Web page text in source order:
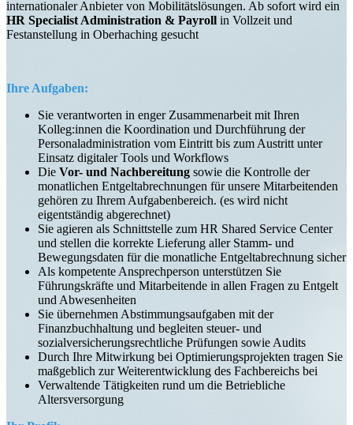
internationaler Anbieter von Mobilitätslösungen. Ab sofort wird ein
HR Specialist Administration & Payroll in Vollzeit und
Festanstellung in Oberhaching gesucht
Ihre Aufgaben:
Sie verantworten in enger Zusammenarbeit mit Ihren
Kolleg:innen die Koordination und Durchführung der
Personaladministration vom Eintritt bis zum Austritt unter
Einsatz digitaler Tools und Workflows
Die Vor- und Nachbereitung sowie die Kontrolle der
monatlichen Entgeltabrechnungen für unsere Mitarbeitenden
gehören zu Ihrem Aufgabenbereich. (es wird nicht
eigentständig abgerechnet)
Sie agieren als Schnittstelle zum HR Shared Service Center
und stellen die korrekte Lieferung aller Stamm- und
Bewegungsdaten für die monatliche Entgeltabrechnung sicher
Als kompetente Ansprechperson unterstützen Sie
Führungskräfte und Mitarbeitende in allen Fragen zu Entgelt
und Abwesenheiten
Sie übernehmen Abstimmungsaufgaben mit der
Finanzbuchhaltung und begleiten steuer- und
sozialversicherungsrechtliche Prüfungen sowie Audits
Durch Ihre Mitwirkung bei Optimierungsprojekten tragen Sie
maßgeblich zur Weiterentwicklung des Fachbereichs bei
Verwaltende Tätigkeiten rund um die Betriebliche
Altersversorgung